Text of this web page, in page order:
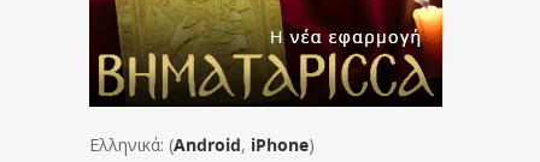
Ελληνικά: (Android, iPhone)